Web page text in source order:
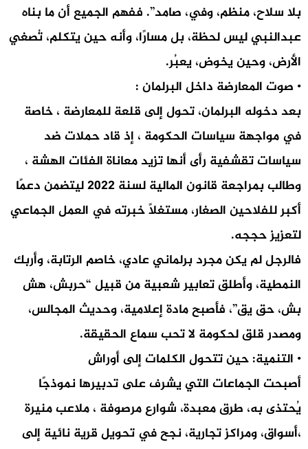
بلا سلاح، منظم، وفي، صامد”. ففهم الجميع أن ما بناه
عبدالنبي ليس لحظة، بل مسارًا، وأنه حين يتكلم، تُصغي
الأرض، وحين يخوض، يعبُر.
• صوت المعارضة داخل البرلمان :
بعد دخوله البرلمان، تحول إلى قلعة للمعارضة ، خاصة
في مواجهة سياسات الحكومة ، إذ قاد حملات ضد
سياسات تقشفية رأى أنها تزيد معاناة الفئات الهشة ،
وطالب بمراجعة قانون المالية لسنة 2022 ليتضمن دعمًا
أكبر للفلاحين الصغار، مستغلًا خبرته في العمل الجماعي
لتعزيز حججه.
فالرجل لم يكن مجرد برلماني عادي، خاصم الرتابة، وأربك
النمطية، وأطلق تعابير شعبية من قبيل “حربش، هش
بش، حق يق”، فأصبح مادة إعلامية، وحديث المجالس،
ومصدر قلق لحكومة لا تحب سماع الحقيقة.
• التنمية: حين تتحول الكلمات إلى أوراش
أصبحت الجماعات التي يشرف على تدبيرها نموذجًا
يُحتذى به، طرق معبدة، شوارع مرصوفة ، ملاعب منيرة
،أسواق، ومراكز تجارية، نجح في تحويل قرية نائية إلى